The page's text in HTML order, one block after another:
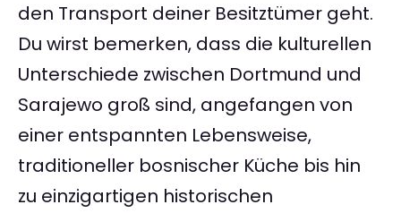
den Transport deiner Besitztümer geht.
Du wirst bemerken, dass die kulturellen
Unterschiede zwischen Dortmund und
Sarajewo groß sind, angefangen von
einer entspannten Lebensweise,
traditioneller bosnischer Küche bis hin
zu einzigartigen historischen